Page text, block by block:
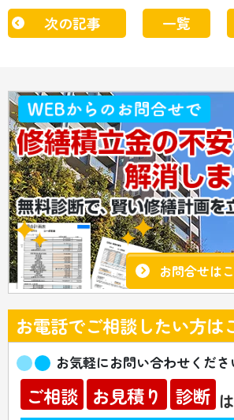
次の記事 一覧
お問合せは
お電話でご相談したい方は
お気軽にお問い合わせくださ
ご相談 お見積り 診断 は